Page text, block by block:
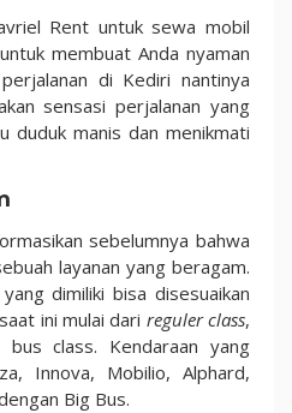
Rent untuk sewa mobil
membuat Anda nyaman
di Kediri nantinya
sensasi perjalanan yang
duduk manis dan menikmati
sebelumnya bahwa
layanan yang beragam.
dimiliki bisa disesuaikan
ini mulai dari reguler class,
bus class. Kendaraan yang
Innova, Mobilio, Alphard,
Big Bus.